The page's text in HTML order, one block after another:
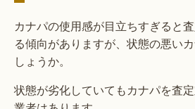
カナパの使用感が目立ちすぎると
る傾向がありますが、状態の悪い
しょうか。
状態が劣化していてもカナパを査